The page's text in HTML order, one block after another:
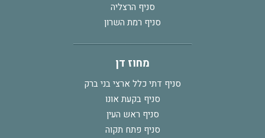
סניף הרצליה
סניף רמת השרון
מחוז דן
סניף דתי כלל ארצי בני ברק
סניף בקעת אונו
סניף ראש העין
סניף פתח תקוה